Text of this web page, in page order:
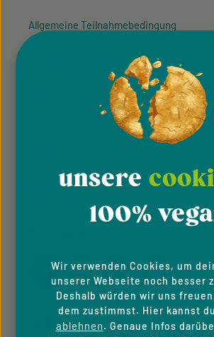
Allgemeine Teilnahmebedingung
Datenschutzhinweise
Barrierefreiheit
ZAHLUNGSARTEN
unsere
100%
Wir verwenden Cookies, um
unserer Webseite noch besser
Deshalb würden wir uns
dem zustimmst. Hier kannst
ablehnen. Genaue Infos